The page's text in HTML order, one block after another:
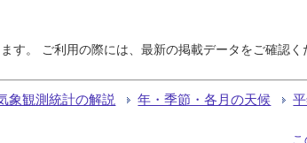
。 ご利用の際には、最新の掲載データをご確認く
象観測統計の解説 年・季節・各月の天候